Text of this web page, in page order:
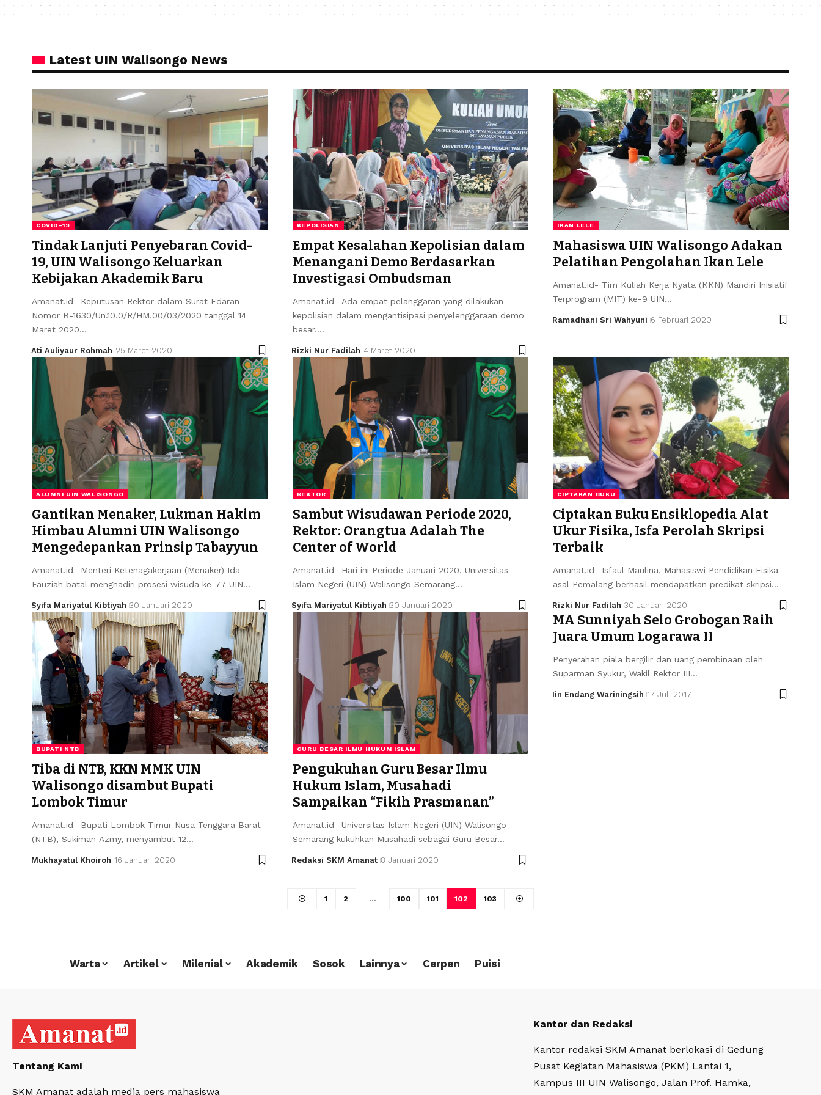
Latest UIN Walisongo News
COVID-19
Tindak Lanjuti Penyebaran Covid-
19, UIN Walisongo Keluarkan
Kebijakan Akademik Baru
Amanat.id- Keputusan Rektor dalam Surat Edaran
Nomor B-1630/Un.10.0/R/HM.00/03/2020 tanggal 14
Maret 2020…
Ati Auliyaur Rohmah 25 Maret 2020
KEPOLISIAN
Empat Kesalahan Kepolisian dalam
Menangani Demo Berdasarkan
Investigasi Ombudsman
Amanat.id- Ada empat pelanggaran yang dilakukan
kepolisian dalam mengantisipasi penyelenggaraan demo
besar.…
Rizki Nur Fadilah 4 Maret 2020
IKAN LELE
Mahasiswa UIN Walisongo Adakan
Pelatihan Pengolahan Ikan Lele
Amanat.id- Tim Kuliah Kerja Nyata (KKN) Mandiri Inisiatif
Terprogram (MIT) ke-9 UIN…
Ramadhani Sri Wahyuni 6 Februari 2020
ALUMNI UIN WALISONGO
Gantikan Menaker, Lukman Hakim
Himbau Alumni UIN Walisongo
Mengedepankan Prinsip Tabayyun
Amanat.id- Menteri Ketenagakerjaan (Menaker) Ida
Fauziah batal menghadiri prosesi wisuda ke-77 UIN…
Syifa Mariyatul Kibtiyah 30 Januari 2020
REKTOR
Sambut Wisudawan Periode 2020,
Rektor: Orangtua Adalah The
Center of World
Amanat.id- Hari ini Periode Januari 2020, Universitas
Islam Negeri (UIN) Walisongo Semarang…
Syifa Mariyatul Kibtiyah 30 Januari 2020
CIPTAKAN BUKU
Ciptakan Buku Ensiklopedia Alat
Ukur Fisika, Isfa Perolah Skripsi
Terbaik
Amanat.id- Isfaul Maulina, Mahasiswi Pendidikan Fisika
asal Pemalang berhasil mendapatkan predikat skripsi…
Rizki Nur Fadilah 30 Januari 2020
BUPATI NTB
Tiba di NTB, KKN MMK UIN
Walisongo disambut Bupati
Lombok Timur
Amanat.id- Bupati Lombok Timur Nusa Tenggara Barat
(NTB), Sukiman Azmy, menyambut 12…
Mukhayatul Khoiroh 16 Januari 2020
GURU BESAR ILMU HUKUM ISLAM
Pengukuhan Guru Besar Ilmu
Hukum Islam, Musahadi
Sampaikan “Fikih Prasmanan”
Amanat.id- Universitas Islam Negeri (UIN) Walisongo
Semarang kukuhkan Musahadi sebagai Guru Besar…
Redaksi SKM Amanat 8 Januari 2020
MA Sunniyah Selo Grobogan Raih
Juara Umum Logarawa II
Penyerahan piala bergilir dan uang pembinaan oleh
Suparman Syukur, Wakil Rektor III…
Iin Endang Wariningsih 17 Juli 2017
1 2 … 100 101 102 103
Warta Artikel Milenial Akademik Sosok Lainnya Cerpen Puisi
Tentang Kami
SKM Amanat adalah media pers mahasiswa
Kantor dan Redaksi
Kantor redaksi SKM Amanat berlokasi di Gedung
Pusat Kegiatan Mahasiswa (PKM) Lantai 1,
Kampus III UIN Walisongo, Jalan Prof. Hamka,